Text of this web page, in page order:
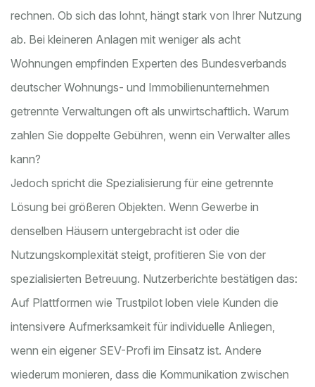
rechnen. Ob sich das lohnt, hängt stark von Ihrer Nutzung
ab. Bei kleineren Anlagen mit weniger als acht
Wohnungen empfinden Experten des Bundesverbands
deutscher Wohnungs- und Immobilienunternehmen
getrennte Verwaltungen oft als unwirtschaftlich. Warum
zahlen Sie doppelte Gebühren, wenn ein Verwalter alles
kann?
Jedoch spricht die Spezialisierung für eine getrennte
Lösung bei größeren Objekten. Wenn Gewerbe in
denselben Häusern untergebracht ist oder die
Nutzungskomplexität steigt, profitieren Sie von der
spezialisierten Betreuung. Nutzerberichte bestätigen das:
Auf Plattformen wie Trustpilot loben viele Kunden die
intensivere Aufmerksamkeit für individuelle Anliegen,
wenn ein eigener SEV-Profi im Einsatz ist. Andere
wiederum monieren, dass die Kommunikation zwischen